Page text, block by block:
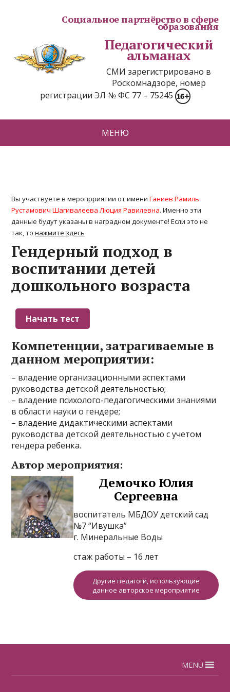
Социальное партнёрство в сфере
образования
Педагогический
альманах
СМИ зарегистрировано в
Роскомнадзоре, номер
регистрации ЭЛ № ФС 77 – 75245
МЕНЮ
Вы участвуете в меропрриятии от имениГаниев Рамиль
Рустамович Шагивалеева Люция Равилевна. Именно эти
данные будут указаны в наградном документе! Если это не
так, тонажмите здесь
Гендерный подход в
воспитании детей
дошкольного возраста
Компетенции, затрагиваемые в
данном мероприятии:
– владение организационными аспектами
руководства детской деятельностью;
– владение психолого-педагогическими знаниями
в области науки о гендере;
– владение дидактическими аспектами
руководства детской деятельностью с учетом
гендера ребенка.
Автор мероприятия:
Демочко Юлия
Сергеевна
воспитатель МБДОУ детский сад
№7 “Ивушка”
г. Минеральные Воды
стаж работы – 16 лет
Другие педагоги, использующие
данное авторское мероприятие
MENU